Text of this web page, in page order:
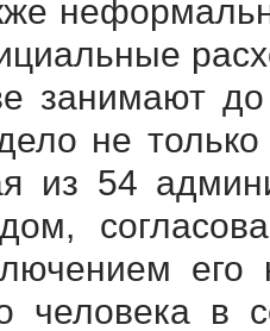
занимают
не только
из 54
человека в